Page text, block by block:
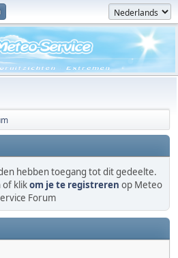
hebben toegang tot dit gedeelte.
of klikom je te registreren op Meteo
Forum